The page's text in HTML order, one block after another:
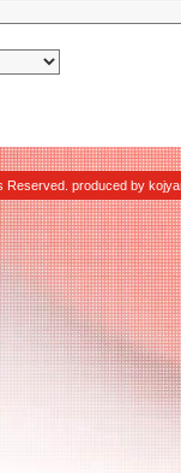
Reserved. produced by